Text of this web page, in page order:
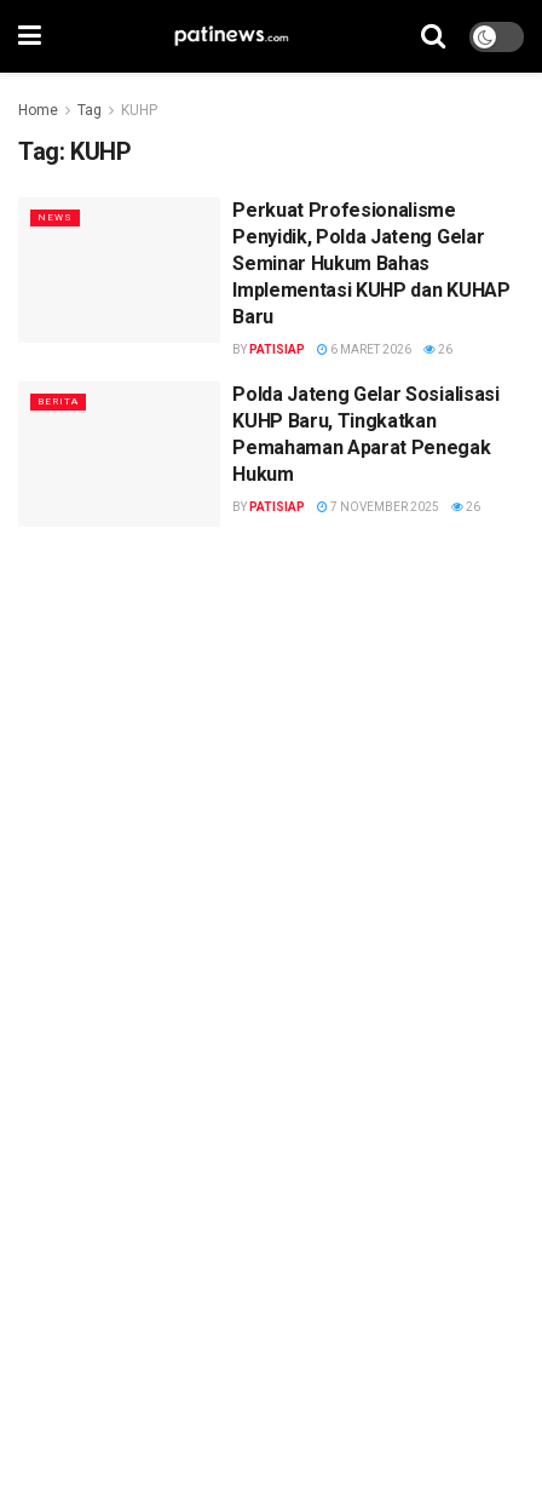
Home Tag KUHP
Tag: KUHP
NEWS
Perkuat Profesionalisme
Penyidik, Polda Jateng Gelar
Seminar Hukum Bahas
Implementasi KUHP dan KUHAP
Baru
BY PATISIAP 6 MARET 2026 26
BERITA
Polda Jateng Gelar Sosialisasi
KUHP Baru, Tingkatkan
Pemahaman Aparat Penegak
Hukum
BY PATISIAP 7 NOVEMBER 2025 26